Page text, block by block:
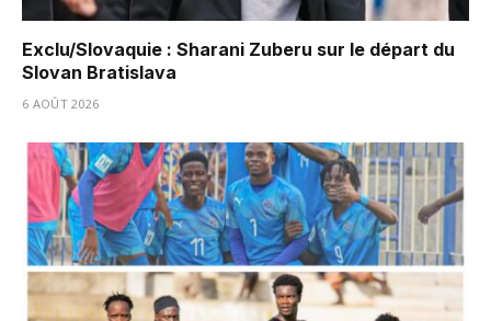
Exclu/Slovaquie : Sharani Zuberu sur le départ du
Slovan Bratislava
6 AOÛT 2026